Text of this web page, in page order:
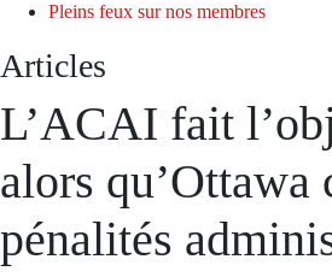
Pleins feux sur nos membres
Articles
L’ACAI fait
alors
pénalités